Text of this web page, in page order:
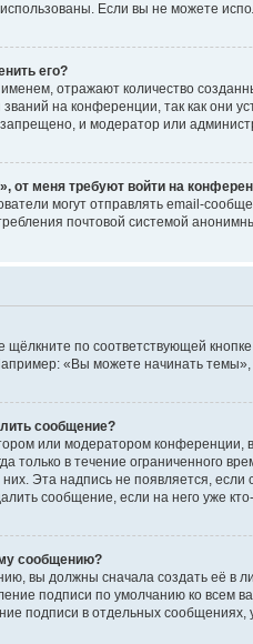
использованы. Если вы не можете
его?
отражают количество
на конференции, так как они
и модератор или
от меня требуют войти на
могут отправлять email-
почтовой системой
по соответствующей
«Вы можете начинать темы»,
сообщение?
или модератором конференции,
только в течение ограниченного
Эта надпись не появляется,
сообщение, если на него уже
сообщению?
вы должны сначала создать её в
подписи по умолчанию ко всем
подписи в отдельных сообщениях,